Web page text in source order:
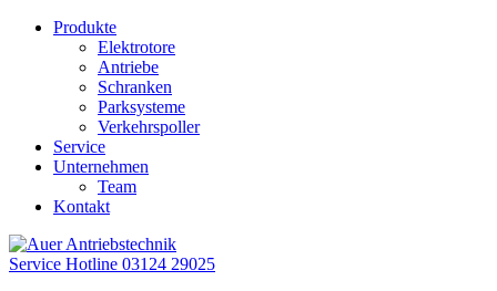
Produkte
Elektrotore
Antriebe
Schranken
Parksysteme
Verkehrspoller
Service
Unternehmen
Team
Kontakt
Service Hotline 03124 29025